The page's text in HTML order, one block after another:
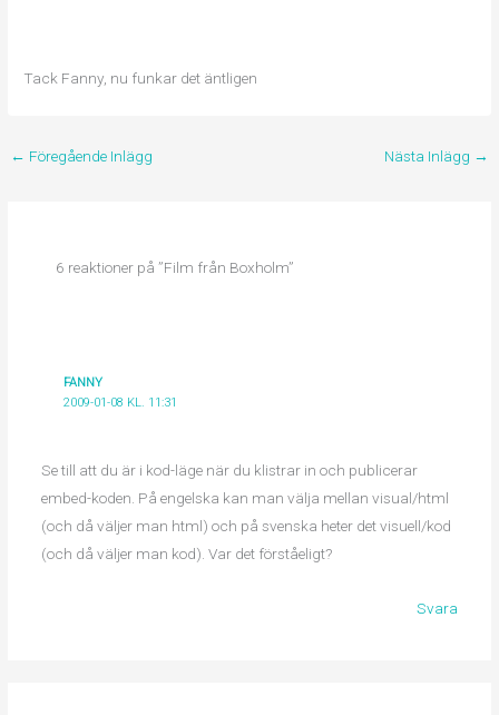
Tack Fanny, nu funkar det äntligen
← Föregående Inlägg Nästa Inlägg →
6 reaktioner på ”Film från Boxholm”
FANNY
2009-01-08 KL. 11:31
Se till att du är i kod-läge när du klistrar in och publicerar
embed-koden. På engelska kan man välja mellan visual/html
(och då väljer man html) och på svenska heter det visuell/kod
(och då väljer man kod). Var det förståeligt?
Svara